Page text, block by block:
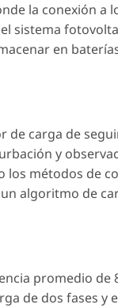
la conexión a
sistema
en
de carga de
y
los métodos de
algoritmo de
promedio de
de dos fases y